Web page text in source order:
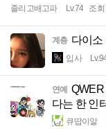
졸리고배고파 Lv.74 조회
계층 다이소
입사
연예
QWER
다는 한 인
큐땁이알